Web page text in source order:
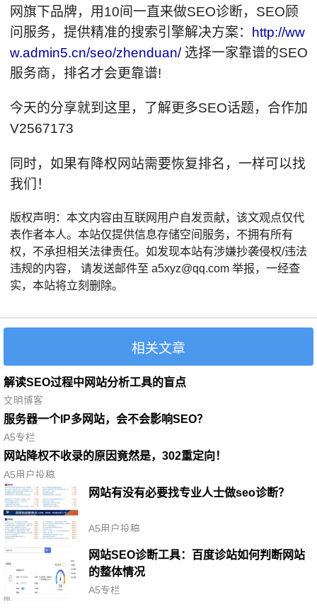
网旗下品牌，用10间一直来做SEO诊断，SEO顾
问服务，提供精准的搜索引擎解决方案：
http://ww
w.admin5.cn/seo/zhenduan/选择一家靠谱的SEO
服务商，排名才会更靠谱!
今天的分享就到这里，了解更多SEO话题，合作加
V2567173
同时，如果有降权网站需要恢复排名，一样可以找
我们！
版权声明：本文内容由互联网用户自发贡献，该文观点仅代
表作者本人。本站仅提供信息存储空间服务，不拥有所有
权，不承担相关法律责任。如发现本站有涉嫌抄袭侵权/违法
违规的内容， 请发送邮件至 a5xyz@qq.com 举报，一经查
实，本站将立刻删除。
相关文章
解读SEO过程中网站分析工具的盲点
文明博客
服务器一个IP多网站，会不会影响SEO？
A5专栏
网站降权不收录的原因竟然是，302重定向！
A5用户投稿
网站有没有必要找专业人士做seo诊断？
A5用户投稿
网站SEO诊断工具：百度诊站如何判断网站
的整体情况
A5专栏